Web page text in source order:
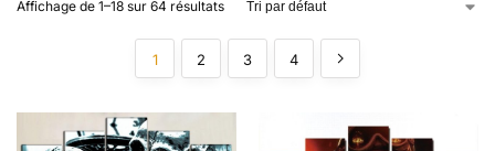
Affichage de 1–18 sur 64 résultats
1 2 3 4